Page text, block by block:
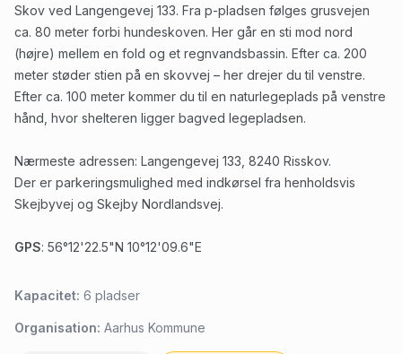
Skov ved Langengevej 133. Fra p-pladsen følges grusvejen
ca. 80 meter forbi hundeskoven. Her går en sti mod nord
(højre) mellem en fold og et regnvandsbassin. Efter ca. 200
meter støder stien på en skovvej – her drejer du til venstre.
Efter ca. 100 meter kommer du til en naturlegeplads på venstre
hånd, hvor shelteren ligger bagved legepladsen.
Nærmeste adressen: Langengevej 133, 8240 Risskov.
Der er parkeringsmulighed med indkørsel fra henholdsvis
Skejbyvej og Skejby Nordlandsvej.
GPS: 56°12'22.5"N 10°12'09.6"E
Kapacitet: 6 pladser
Organisation: Aarhus Kommune